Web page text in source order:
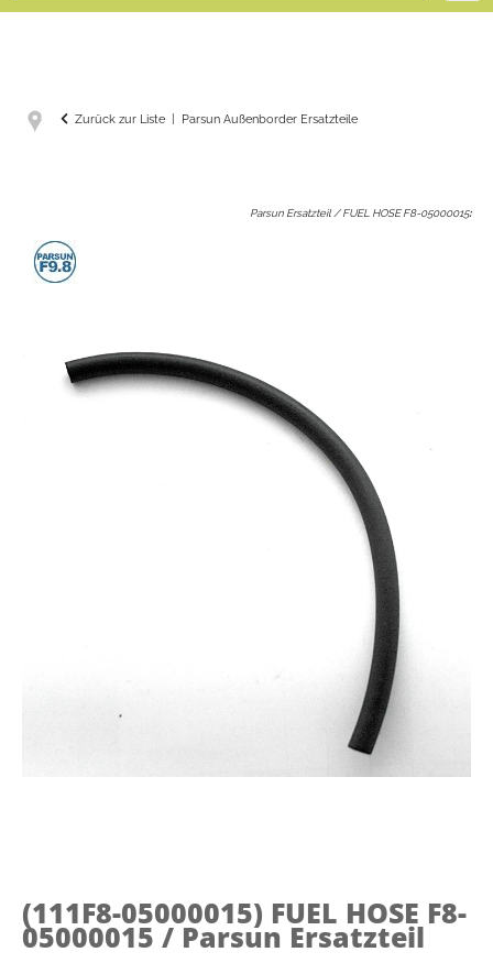
Zurück zur Liste Parsun Außenborder Ersatzteile
Parsun Ersatzteil / FUEL HOSE F8-05000015:
(111F8-05000015) FUEL HOSE F8-
05000015 / Parsun Ersatzteil